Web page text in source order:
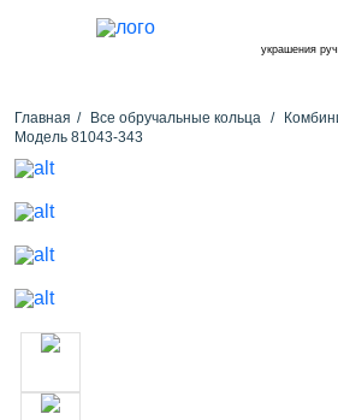
украшения
Главная Все обручальные кольца
Модель 81043-343